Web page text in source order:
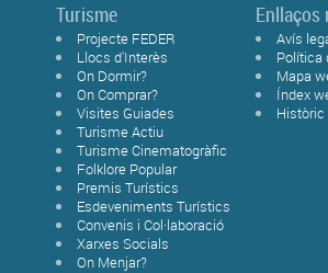
Turisme
Projecte FEDER
Llocs d'Interès
On Dormir?
On Comprar?
Visites Guiades
Turisme Actiu
Turisme Cinematogràfic
Folklore Popular
Premis Turístics
Esdeveniments Turístics
Convenis i Col·laboració
Xarxes Socials
On Menjar?
Enllaços
Avís
Política
Mapa
Índex